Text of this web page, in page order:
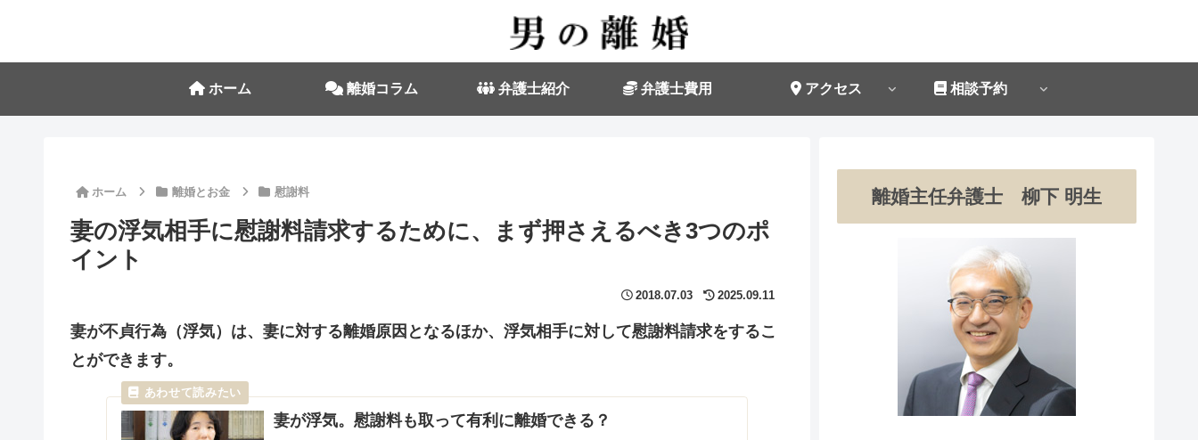
ホーム 離婚コラム 弁護士紹介 弁護士費用 アクセス 相談予約
ホーム 離婚とお金 慰謝料
妻の浮気相手に慰謝料請求するために、まず押さえるべき3つのポ
イント
2018.07.03 2025.09.11
妻が不貞行為（浮気）は、妻に対する離婚原因となるほか、浮気相手に対して慰謝料請求をするこ
とができます。
妻が浮気。慰謝料も取って有利に離婚できる？
離婚主任弁護士 柳下 明生